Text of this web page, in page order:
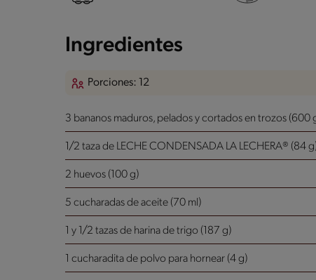
Ingredientes
Porciones: 12
3 bananos maduros, pelados y cortados en trozos (600
1/2 taza de LECHE CONDENSADA LA LECHERA® (84
2 huevos (100 g)
5 cucharadas de aceite (70 ml)
1 y 1/2 tazas de harina de trigo (187 g)
1 cucharadita de polvo para hornear (4 g)